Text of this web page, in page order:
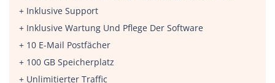
+ Inklusive Support
+ Inklusive Wartung Und Pflege Der Software
+ 10 E-Mail Postfächer
+ 100 GB Speicherplatz
+ Unlimitierter Traffic